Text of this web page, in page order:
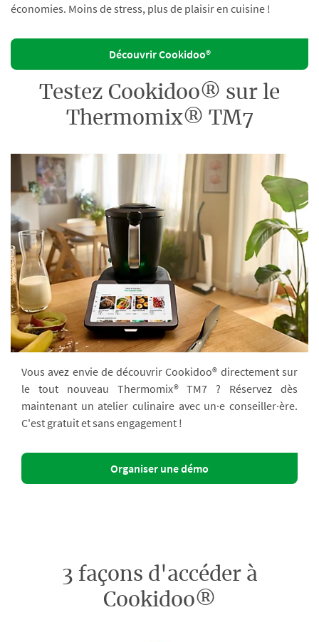
économies. Moins de stress, plus de plaisir en cuisine !
Découvrir Cookidoo®
Testez Cookidoo® sur le
Thermomix® TM7
Vous avez envie de découvrir Cookidoo® directement sur
le tout nouveau Thermomix® TM7 ? Réservez dès
maintenant un atelier culinaire avec un·e conseiller·ère.
C'est gratuit et sans engagement !
Organiser une démo
3 façons d'accéder à
Cookidoo®